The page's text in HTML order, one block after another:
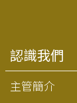
認識我們
主管簡介